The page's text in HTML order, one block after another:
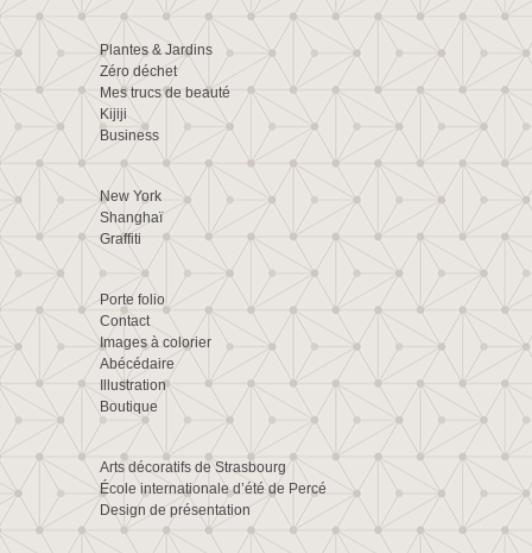
Plantes & Jardins
Zéro déchet
Mes trucs de beauté
Kijiji
Business
New York
Shanghaï
Graffiti
Porte folio
Contact
Images à colorier
Abécédaire
Illustration
Boutique
Arts décoratifs de Strasbourg
École internationale d’été de Percé
Design de présentation